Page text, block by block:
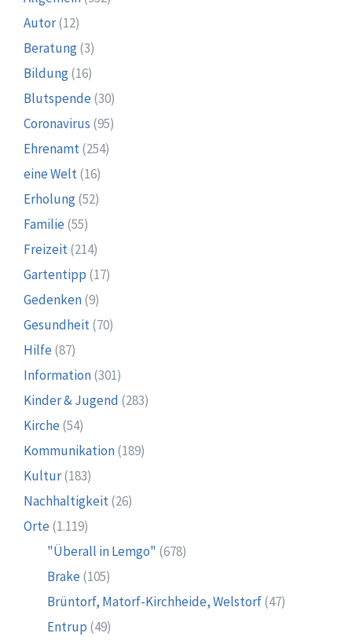
Autor(12)
Beratung(3)
Bildung(16)
Blutspende (30)
Coronavirus (95)
Ehrenamt(254)
eine Welt(16)
Erholung(52)
Familie (55)
Freizeit(214)
Gartentipp (17)
Gedenken(9)
Gesundheit(70)
Hilfe (87)
Information(301)
Kinder & Jugend (283)
Kirche (54)
Kommunikation(189)
Kultur(183)
Nachhaltigkeit(26)
Orte (1.119)
"Überall in Lemgo" (678)
Brake (105)
Brüntorf, Matorf-Kirchheide, Welstorf(47)
Entrup (49)